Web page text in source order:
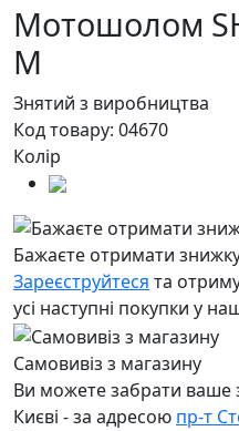
Мотошолом
M
Знятий з виробництва
Код товару: 04670
Колір
Бажаєте отримати
Зареєструйтеся та
усі наступні покупки у
Самовивіз з магазину
Ви можете забрати ваше
Києві - за адресою пр-т